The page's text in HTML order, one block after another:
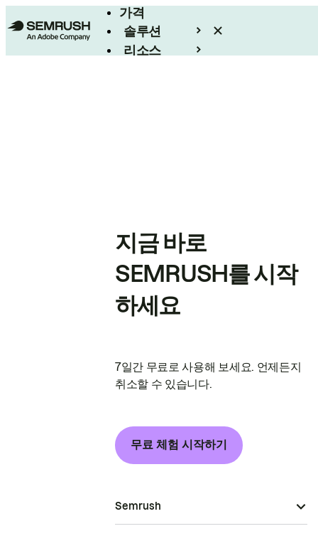
가격
솔루션
리소스
지금 바로
SEMRUSH를 시작
하세요
7일간 무료로 사용해 보세요. 언제든지
취소할 수 있습니다.
무료 체험 시작하기
Semrush